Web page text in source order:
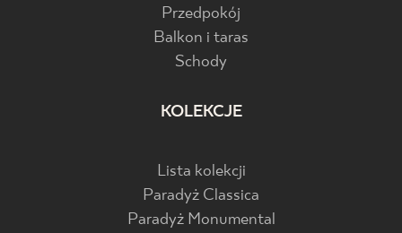
Przedpokój
Balkon i taras
Schody
KOLEKCJE
Lista kolekcji
Paradyż Classica
Paradyż Monumental